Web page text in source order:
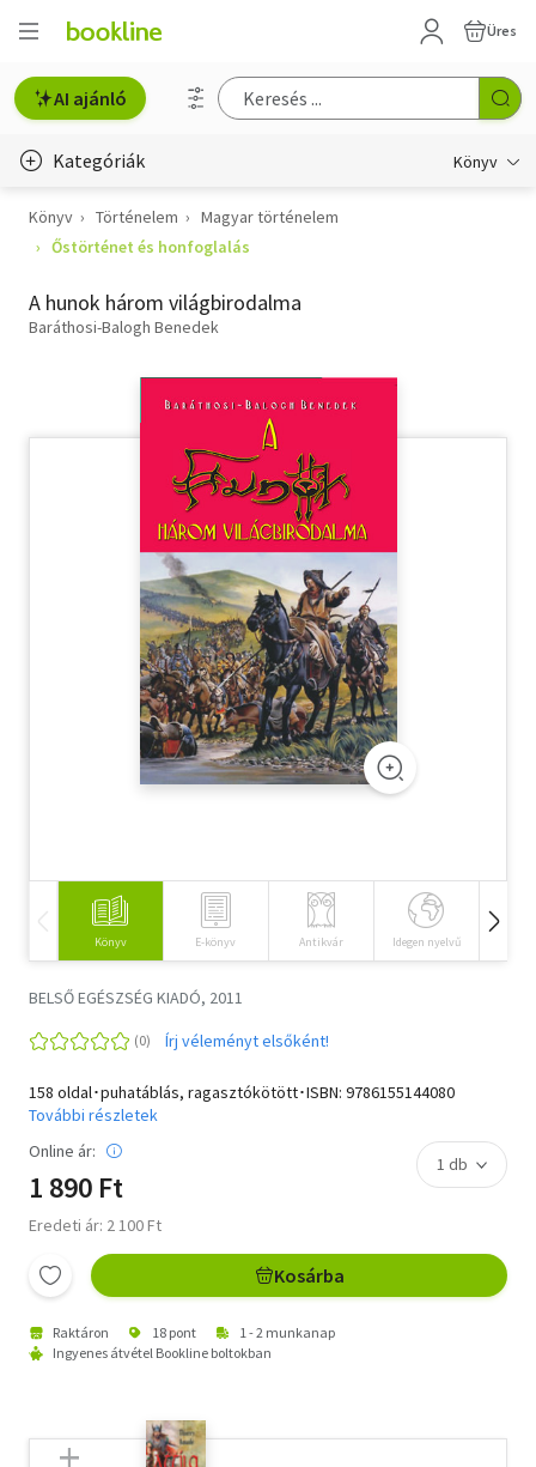
Üres
AI ajánló
Kategóriák Könyv
Életmód, egészség
Gyermek- és ifjúsági
Hobbi, szabadidő
Szótár, nyelvkönyv
Tankönyv, segédkönyv
Társadalomtudomány
Természettudomány
Könyv Történelem
Magyar történelem
Őstörténet és honfoglalás
A hunok három világbirodalma
Baráthosi-Balogh Benedek
Könyv E-könyv Antikvár Idegen nyelvű
BELSŐ EGÉSZSÉG KIADÓ, 2011
Írj véleményt elsőként!
158 oldal･puhatáblás, ragasztókötött･ISBN: 9786155144080
További részletek
Online ár:
1 890 Ft
Eredeti ár: 2 100 Ft
Kosárba
Raktáron 18 pont
1 - 2 munkanap
Ingyenes átvétel Bookline boltokban